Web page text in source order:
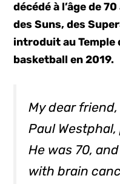
décédé à l’âge de
des Suns, des
introduit au Temple
basketball en 2019.
My dear
Paul
He was 70,
with brain